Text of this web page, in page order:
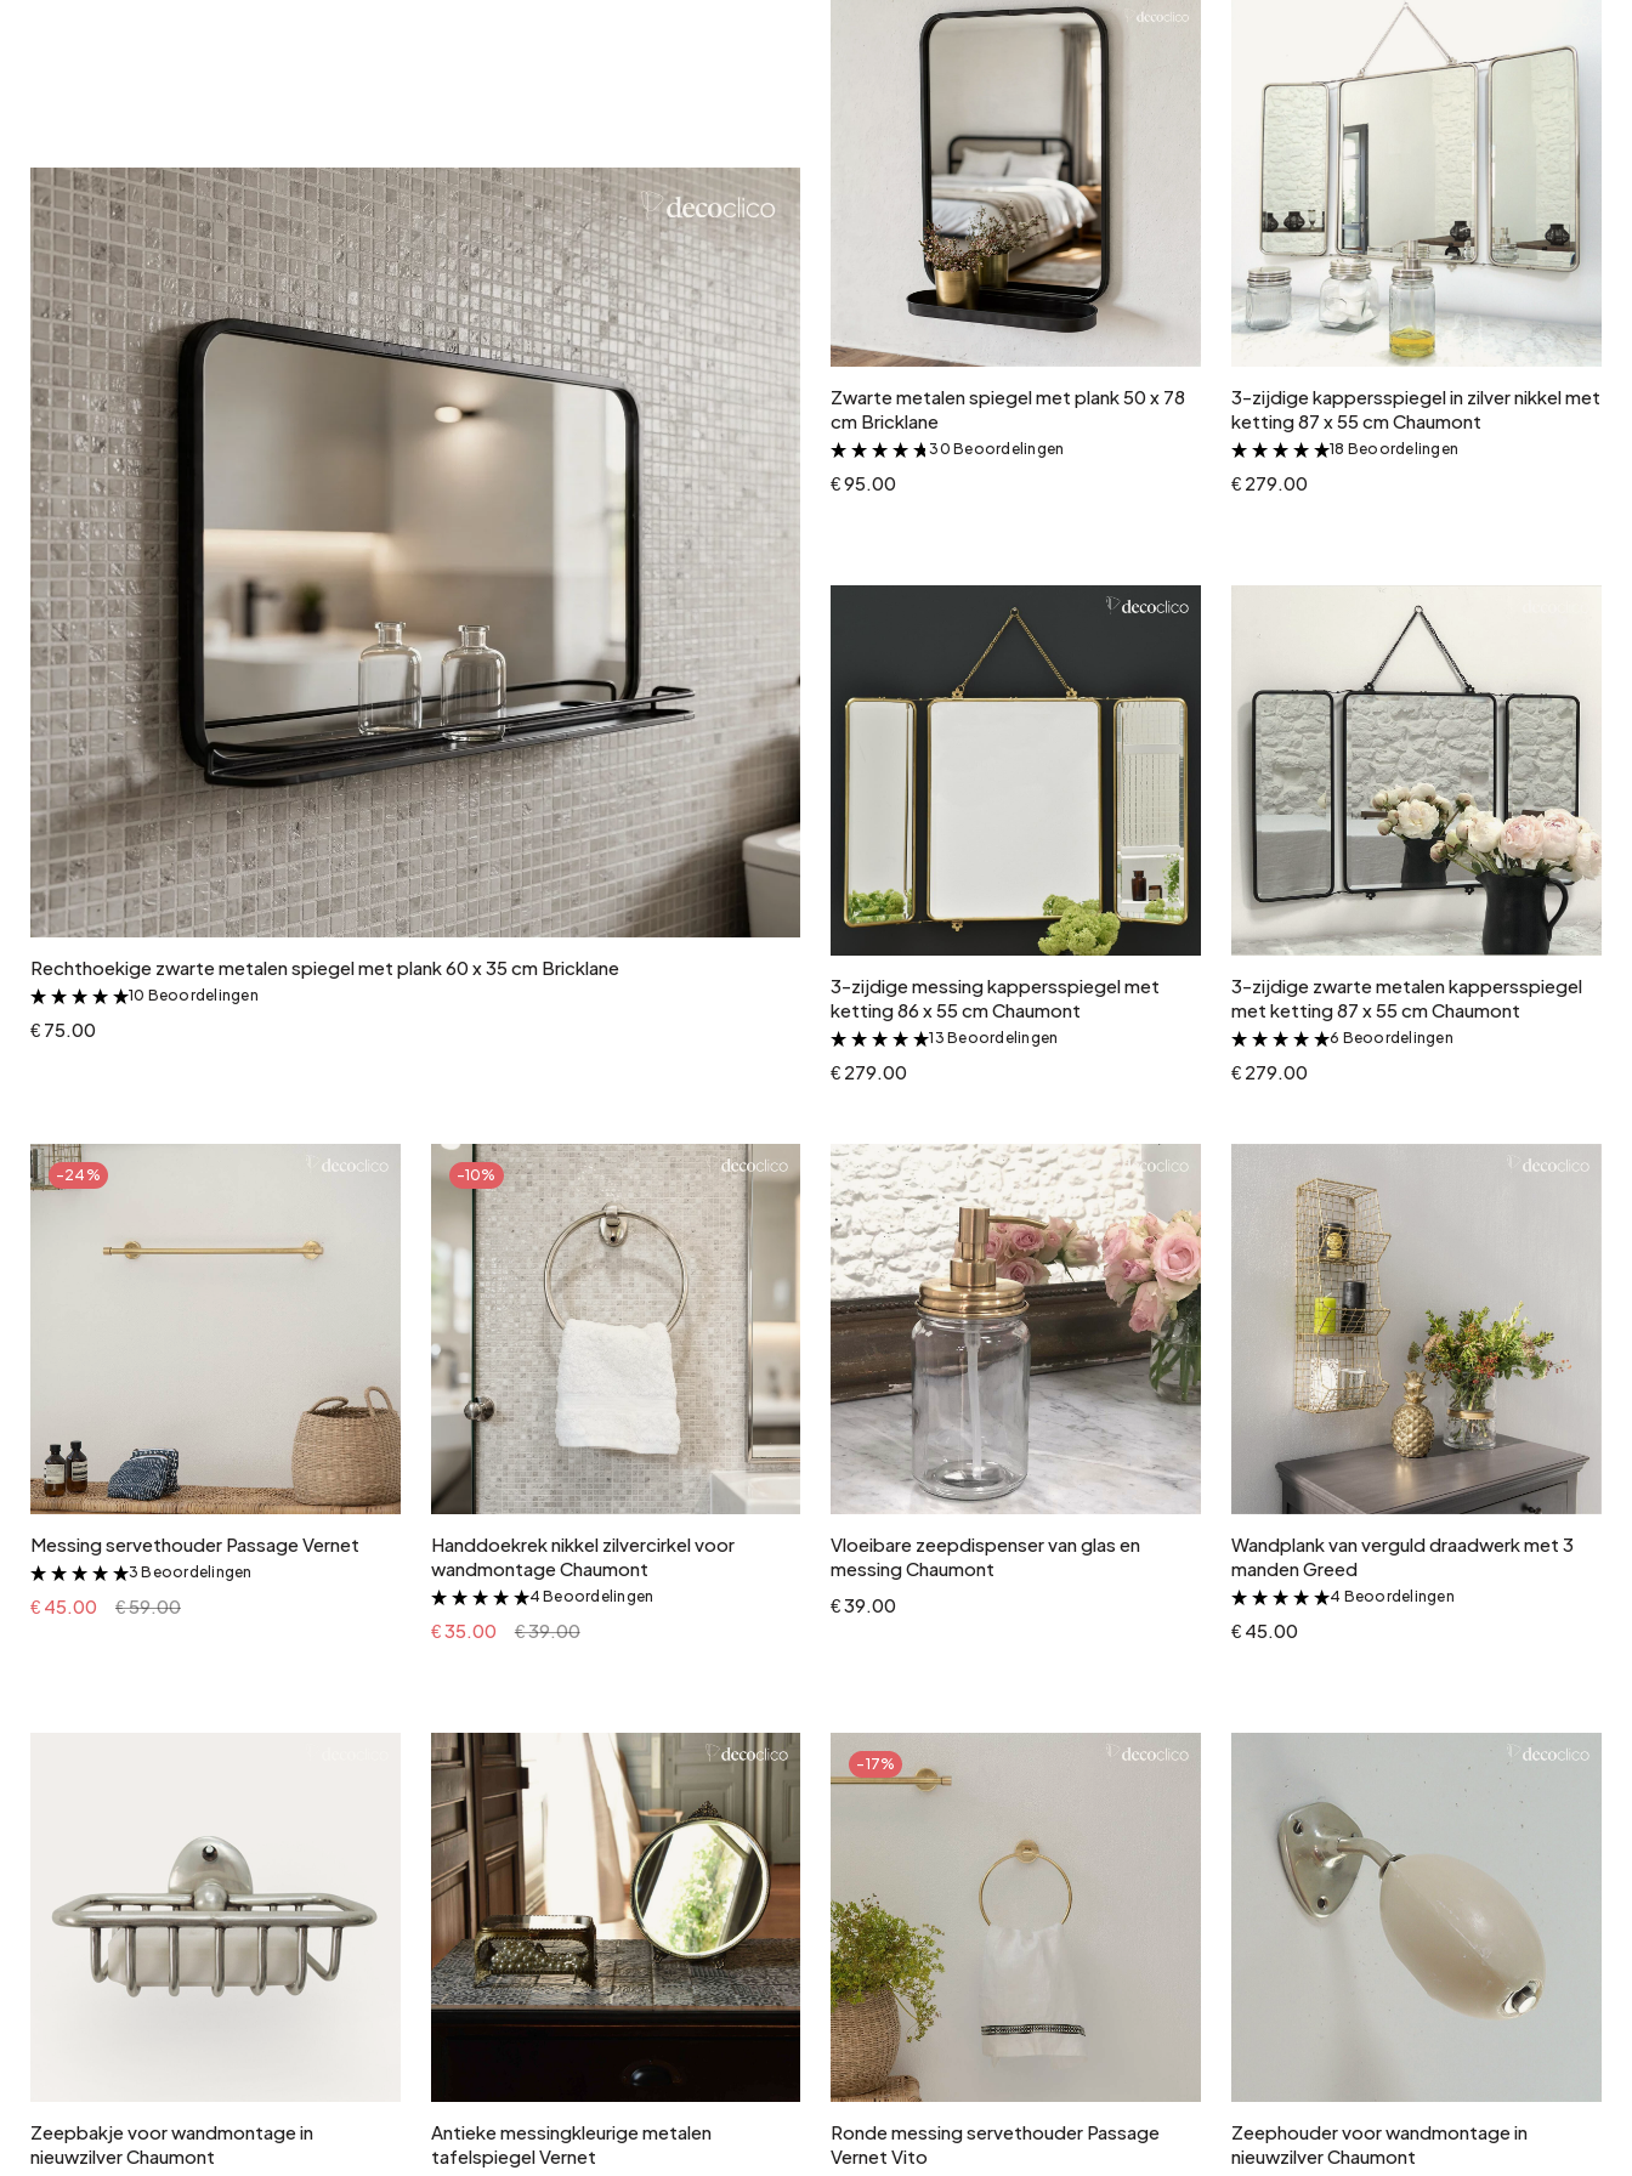
In winkelwagen
Rechthoekige zwarte metalen spiegel met plank 60 x 35 cm Bricklane
&
10 Beoordelingen
€ 75.00
In winkelwagen
Zwarte metalen spiegel met plank 50 x 78
cm Bricklane
&
30 Beoordelingen
€ 95.00
In winkelwagen
3-zijdige kappersspiegel in zilver nikkel met
ketting 87 x 55 cm Chaumont
&
18 Beoordelingen
€ 279.00
In winkelwagen
3-zijdige messing kappersspiegel met
ketting 86 x 55 cm Chaumont
&
13 Beoordelingen
€ 279.00
In winkelwagen
3-zijdige zwarte metalen kappersspiegel
met ketting 87 x 55 cm Chaumont
&
6 Beoordelingen
€ 279.00
-24%
In winkelwagen
Messing servethouder Passage Vernet
&
3 Beoordelingen
€ 45.00 € 59.00
-10%
In winkelwagen
Handdoekrek nikkel zilvercirkel voor
wandmontage Chaumont
&
4 Beoordelingen
€ 35.00 € 39.00
In winkelwagen
Vloeibare zeepdispenser van glas en
messing Chaumont
€ 39.00
In winkelwagen
Wandplank van verguld draadwerk met 3
manden Greed
&
4 Beoordelingen
€ 45.00
Zeepbakje voor wandmontage in
nieuwzilver Chaumont
In winkelwagen
Antieke messingkleurige metalen
tafelspiegel Vernet
-17%
In winkelwagen
Ronde messing servethouder Passage
Vernet Vito
Zeephouder voor wandmontage in
nieuwzilver Chaumont